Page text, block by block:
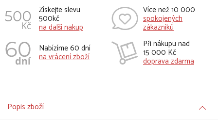
Získejte slevu
500kč
na další nakup
Více než 10 000
spokojených
zákazníků
Nabízíme 60 dní
na vrácení zboží
Při nákupu nad
15 000 Kč
doprava zdarma
Popis zboží